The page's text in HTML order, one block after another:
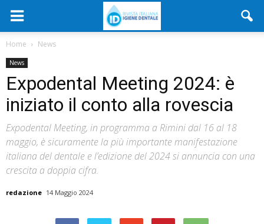
Home News
News
Expodental Meeting 2024: è
iniziato il conto alla rovescia
Expodental Meeting, in programma a Rimini dal 16 al 18
maggio, è sicuramente la più importante manifestazione
italiana del dentale e l’edizione del 2024 si annuncia con una
crescita a doppia cifra.
redazione 14 Maggio 2024